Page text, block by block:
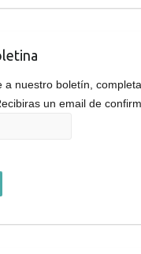
a nuestro boletín,
un email de